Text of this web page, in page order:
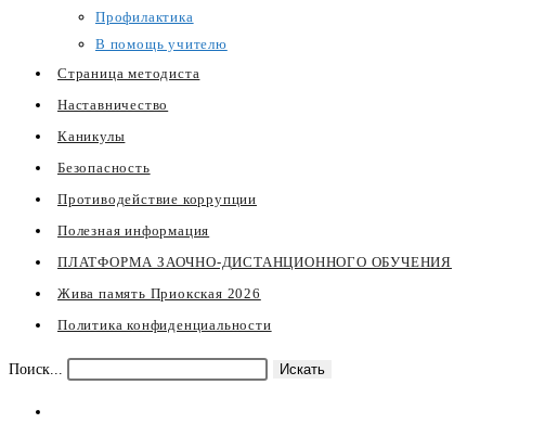
Профилактика
В помощь учителю
Страница методиста
Наставничество
Каникулы
Безопасность
Противодействие коррупции
Полезная информация
ПЛАТФОРМА ЗАОЧНО-ДИСТАНЦИОННОГО ОБУЧЕНИЯ
Жива память Приокская 2026
Политика конфиденциальности
Поиск... Искать